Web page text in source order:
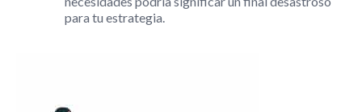
para tu estrategia.